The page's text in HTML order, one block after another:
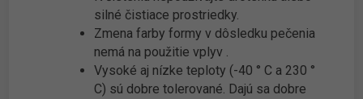
silné čistiace prostriedky.
Zmena farby formy v dôsledku pečenia
nemá na použitie vplyv .
Vysoké aj nízke teploty (-40 ° C a 230 °
C) sú dobre tolerované. Dajú sa dobre